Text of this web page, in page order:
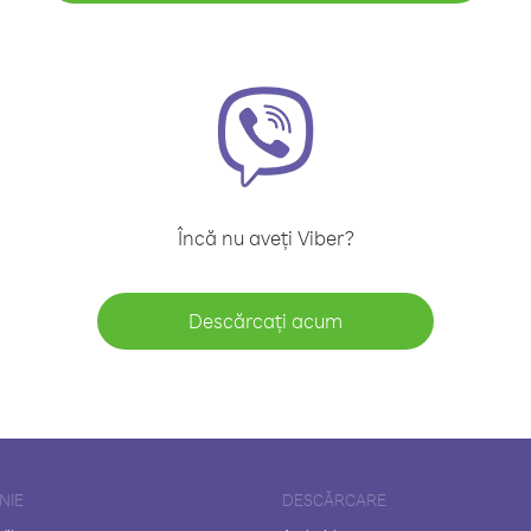
Încă nu aveți Viber?
Descărcați acum
DESCĂRCARE